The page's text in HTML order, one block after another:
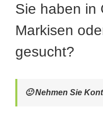
Sie haben in
Markisen
gesucht?
🙂 Nehmen Sie